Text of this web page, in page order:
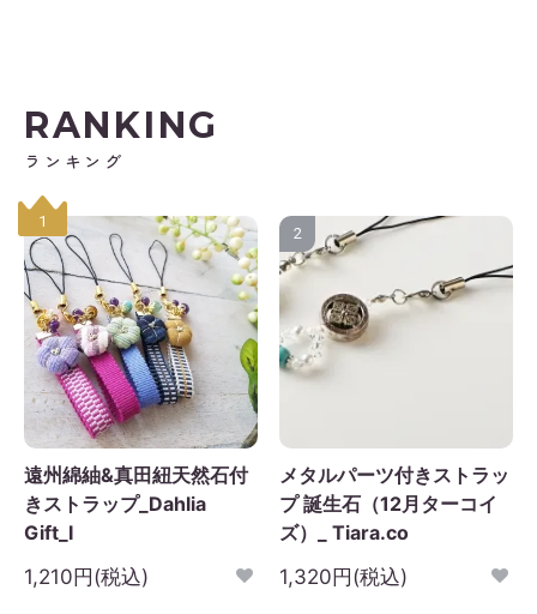
月 火 木 金 土
1
15 16 18 19
21 22 26
28 29 30
RANKING
ランキング
1
遠州綿紬&真田紐天然石付
きストラップ_Dahlia
Gift_I
1,210円(税込)
2
メタルパーツ付きストラッ
プ 誕生石（12月ターコイ
ズ）_ Tiara.co
1,320円(税込)